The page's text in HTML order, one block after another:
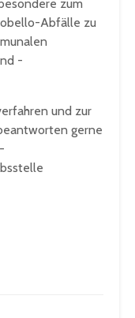
zum
Abfälle zu
-
und zur
gerne